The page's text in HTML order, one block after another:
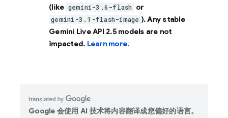
(like gemini-3.6-flash or
gemini-3.1-flash-image ). Any stable
Gemini Live API 2.5 models are not
impacted. Learn more.
Google 会使用 AI 技术将内容翻译成您偏好的语言。